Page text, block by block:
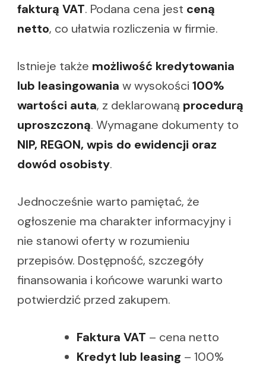
fakturą VAT. Podana cena jest ceną
netto, co ułatwia rozliczenia w firmie.
Istnieje także możliwość kredytowania
lub leasingowania w wysokości 100%
wartości auta, z deklarowaną procedurą
uproszczoną. Wymagane dokumenty to
NIP, REGON, wpis do ewidencji oraz
dowód osobisty.
Jednocześnie warto pamiętać, że
ogłoszenie ma charakter informacyjny i
nie stanowi oferty w rozumieniu
przepisów. Dostępność, szczegóły
finansowania i końcowe warunki warto
potwierdzić przed zakupem.
Faktura VAT – cena netto
Kredyt lub leasing – 100%